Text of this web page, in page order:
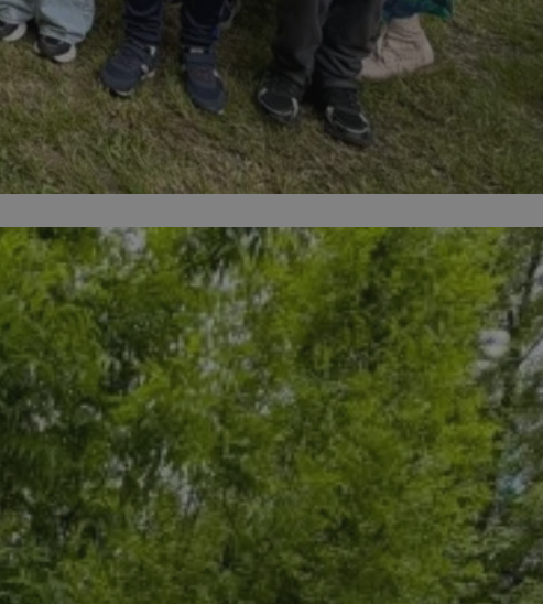
logowanie użytkownika i
identyfikator sesji.
identyfikator sesji.
identyfikator sesji.
serwerów obsługuje
w kontekście
w celu optymalizacji
do przechowywania
do usług
czy użytkownik
śledzenia lub reklamy.
rozróżniania ludzi i
dla strony internetowej,
ważnych raportów
jej witryny internetowej.
identyfikatora
przez usługę Cookie-
preferencji
na pliki cookie.
cookie Cookie-